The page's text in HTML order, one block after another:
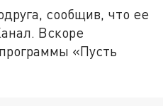
сообщив, что ее
Вскоре
«Пусть